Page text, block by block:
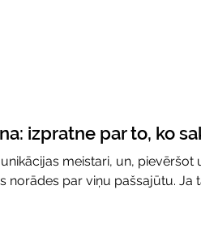
izpratne par to, ko
meistari, un, pievēršot
norādes par viņu pašsajūtu. Ja